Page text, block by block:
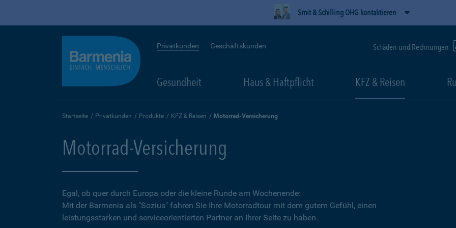
Smit & Schilling OHG kontaktieren
Privatkunden Geschäftskunden Schäden und Rechnungen
Gesundheit Haus & Haftpflicht KFZ & Reisen
Startseite Privatkunden Produkte KFZ & Reisen Motorrad-Versicherung
Motorrad-Versicherung
Egal, ob quer durch Europa oder die kleine Runde am Wochenende:
Mit der Barmenia als "Sozius" fahren Sie Ihre Motorradtour mit dem gutem Gefühl, einen
leistungsstarken und serviceorientierten Partner an Ihrer Seite zu haben.